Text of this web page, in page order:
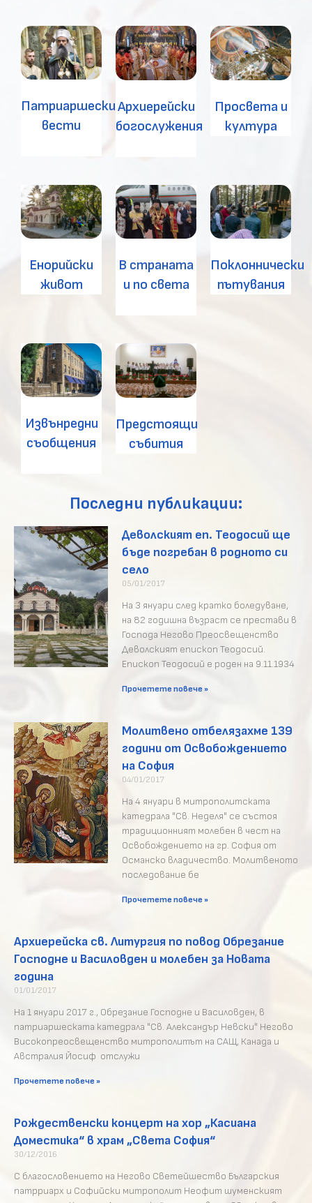
Патриаршески
вести
Архиерейски
богослужения
Просвета и
култура
Енорийски
живот
В страната
и по света
Поклоннически
пътувания
Извънредни
съобщения
Предстоящи
събития
Последни публикации:
Деволският еп. Теодосий ще
бъде погребан в родното си
село
05/01/2017
На 3 януари след кратко боледуване,
на 82 годишна възраст се престави в
Господа Негово Преосвещенство
Деволският епископ Теодосий.
Епископ Теодосий е роден на 9.11.1934
Прочетете повече »
Молитвено отбелязахме 139
години от Освобождението
на София
04/01/2017
На 4 януари в митрополитската
катедрала "Св. Неделя" се състоя
традиционният молебен в чест на
Освобождението на гр. София от
Османско владичество. Молитвеното
последование бе
Прочетете повече »
Архиерейска св. Литургия по повод Обрезание
Господне и Василовден и молебен за Новата
година
01/01/2017
На 1 януари 2017 г., Обрезание Господне и Василовден, в
патриаршеската катедрала "Св. Александър Невски" Негово
Високопреосвещенство митрополитът на САЩ, Канада и
Австралия Йосиф отслужи
Прочетете повече »
Рождественски концерт на хор „Касиана
Доместика“ в храм „Света София“
30/12/2016
С благословението на Негово Светейшество Българския
патрриарх и Софийски митрополит Неофит шуменският